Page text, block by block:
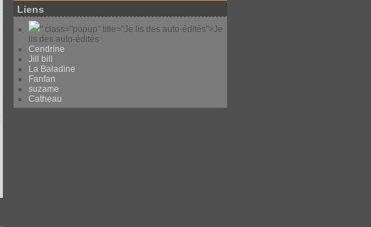
Liens
" class="popup" title="Je lis des auto-édités">Je
lis des auto-édités
Cendrine
Jill bill
La Baladine
Fanfan
suzame
Catheau